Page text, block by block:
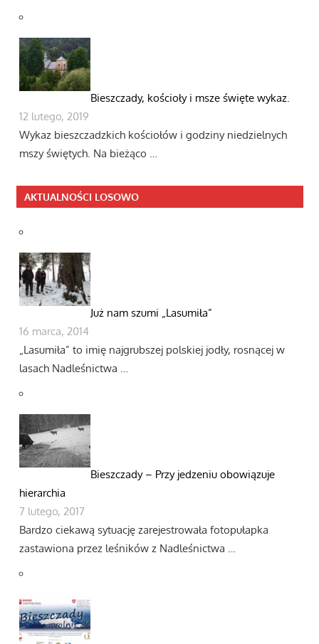
Bieszczady, kościoły i msze święte wykaz.
12 lutego, 2019
Wykaz bieszczadzkich kościołów i godziny niedzielnych
mszy świętych. Na bieżąco …
AKTUALNOŚCI LOSOWO
Już nam szumi „Lasumiła”
16 marca, 2014
„Lasumiła” to imię najgrubszej polskiej jodły, rosnącej w
lasach Nadleśnictwa …
Bieszczady – Przy jedzeniu obowiązuje
hierarchia
7 lutego, 2017
Bardzo ciekawą sytuację zarejestrowała fotopułapka
zastawiona przez leśników z Nadleśnictwa …